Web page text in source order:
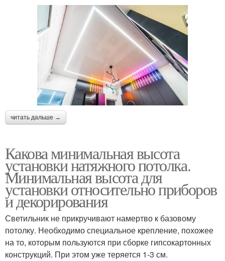
читать дальше →
Какова минимальная высота
установки натяжного потолка.
Минимальная высота для
установки относительно приборов
и декорирования
Светильник не прикручивают намертво к базовому
потолку. Необходимо специальное крепление, похожее
на то, которым пользуются при сборке гипсокартонных
конструкций. При этом уже теряется 1-3 см.